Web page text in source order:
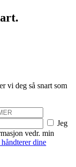
vi deg så snart som
Jeg
vedr. min
dine